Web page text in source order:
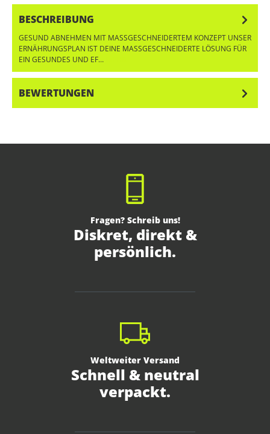
BESCHREIBUNG
GESUND ABNEHMEN MIT MASSGESCHNEIDERTEM KONZEPT UNSER E
RNÄHRUNGSPLAN IST DEINE MASSGESCHNEIDERTE LÖSUNG FÜR EI
N GESUNDES UND EF…
BEWERTUNGEN
Fragen? Schreib uns!
Diskret, direkt &
persönlich.
Weltweiter Versand
Schnell & neutral
verpackt.